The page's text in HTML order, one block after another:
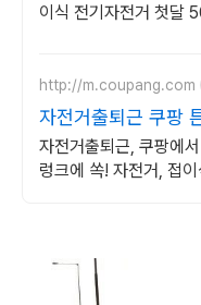
이식 전기자전거 첫달
http://m.coupang.com
자전거출퇴근 쿠팡
자전거출퇴근, 쿠팡에
렁크에 쏙! 자전거, 접